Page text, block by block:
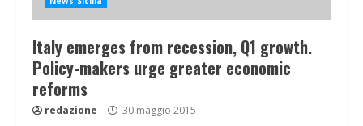
Italy emerges from recession, Q1 growth.
Policy-makers urge greater economic
reforms
redazione 30 maggio 2015